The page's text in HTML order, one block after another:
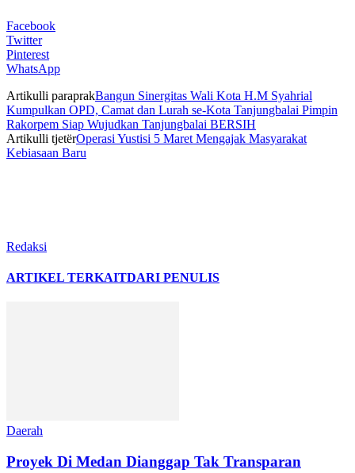
Facebook
Twitter
Pinterest
WhatsApp
Artikulli paraprakBangun Sinergitas Wali Kota H.M Syahrial
Kumpulkan OPD, Camat dan Lurah se-Kota Tanjungbalai Pimpin
Rakorpem Siap Wujudkan Tanjungbalai BERSIH
Artikulli tjetërOperasi Yustisi 5 Maret Mengajak Masyarakat
Kebiasaan Baru
Redaksi
ARTIKEL TERKAITDARI PENULIS
Daerah
Proyek Di Medan Dianggap Tak Transparan